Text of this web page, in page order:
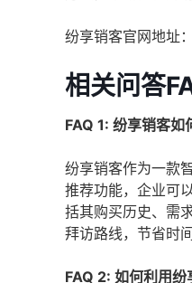
纷享销客官网地址：
相关问答
FAQ 1: 纷享销客如
纷享销客作为一款
推荐功能，企业可
括其购买历史、需
拜访路线，节省时
FAQ 2: 如何利用纷